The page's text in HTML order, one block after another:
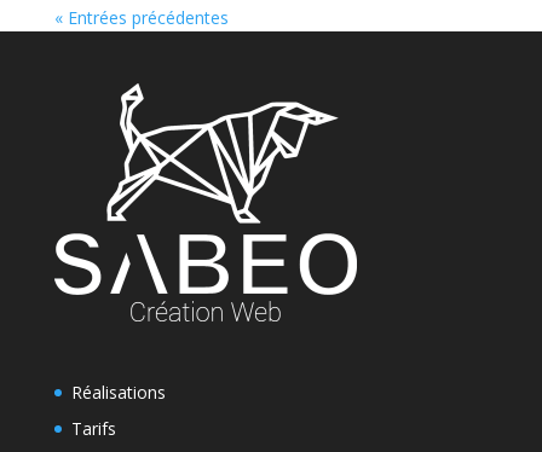
« Entrées précédentes
Réalisations
Tarifs